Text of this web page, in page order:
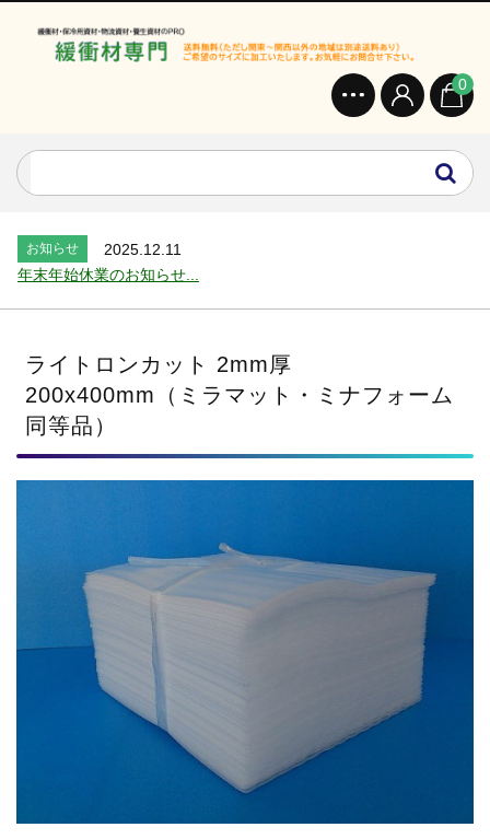
0
オンラインショップを開設いたしました。...
お知らせ
2026.7.24
お知らせ
2025.12.11
年末年始休業のお知らせ...
お知らせ
2024.2.27
全国へ確実・迅速に納品...
お知らせ
2024.2.27
オンラインショップを開設いたしました。...
お知らせ
2026.7.24
2026年 夏季休業のお知らせ...
2025.8.4
夏季休業のお知らせ...
2024.2.27
全国へ確実・迅速に納品...
2024.2.27
オンラインショップを開設いたしました。...
ライトロンカット 2mm厚
200x400mm（ミラマット・ミナフォーム
同等品）